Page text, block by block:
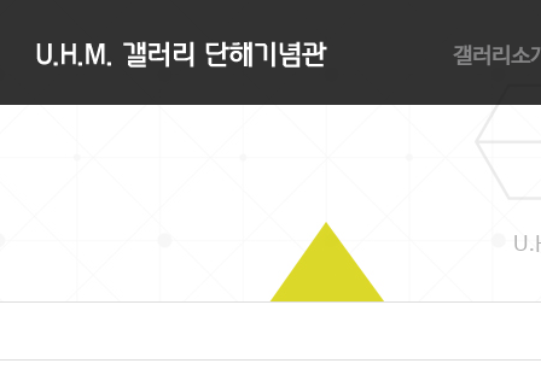
갤러리소